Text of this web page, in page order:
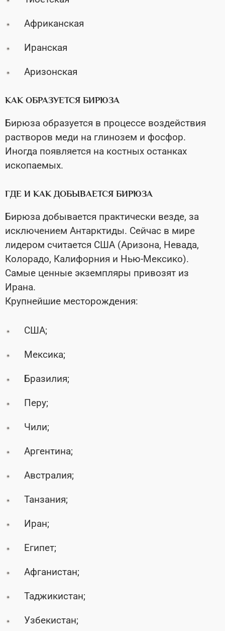
Африканская
Иранская
Аризонская
КАК ОБРАЗУЕТСЯ БИРЮЗА
Бирюза образуется в процессе воздействия
растворов меди на глинозем и фосфор.
Иногда появляется на костных останках
ископаемых.
ГДЕ И КАК ДОБЫВАЕТСЯ БИРЮЗА
Бирюза добывается практически везде, за
исключением Антарктиды. Сейчас в мире
лидером считается США (Аризона, Невада,
Колорадо, Калифорния и Нью-Мексико).
Самые ценные экземпляры привозят из
Ирана.
Крупнейшие месторождения:
США;
Мексика;
Бразилия;
Перу;
Чили;
Аргентина;
Австралия;
Танзания;
Иран;
Египет;
Афганистан;
Таджикистан;
Узбекистан;